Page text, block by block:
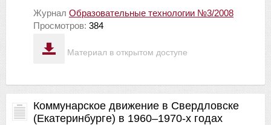
Материал в открытом доступе
Журнал Образовательные технологии №3/2008
Просмотров: 384
Коммунарское движение в Свердловске
(Екатеринбурге) в 1960–1970-х годах